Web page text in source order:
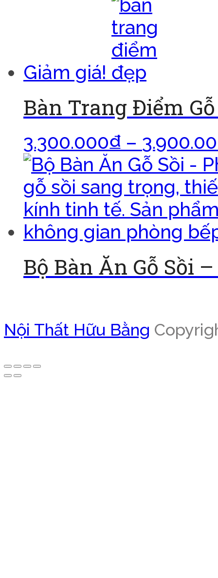
Giảm giá!
Bàn Trang Điểm
3.300.000₫ –
Bộ Bàn Ăn Gỗ Sồi
Nội Thất Hữu Bằng